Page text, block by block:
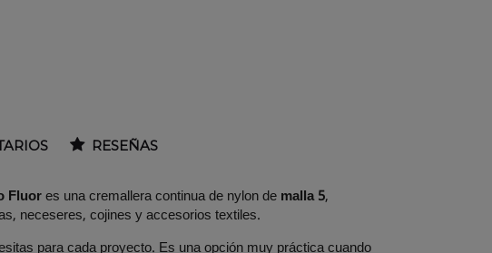
RESEÑAS
Fluores una cremallera continua de nylon demalla 5,
neceseres, cojines y accesorios textiles.
para cada proyecto. Es una opción muy práctica cuando